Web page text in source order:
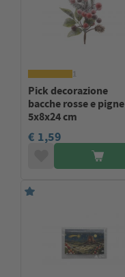
Pick decorazione
bacche rosse e pigne
5x8x24 cm
€ 1,59